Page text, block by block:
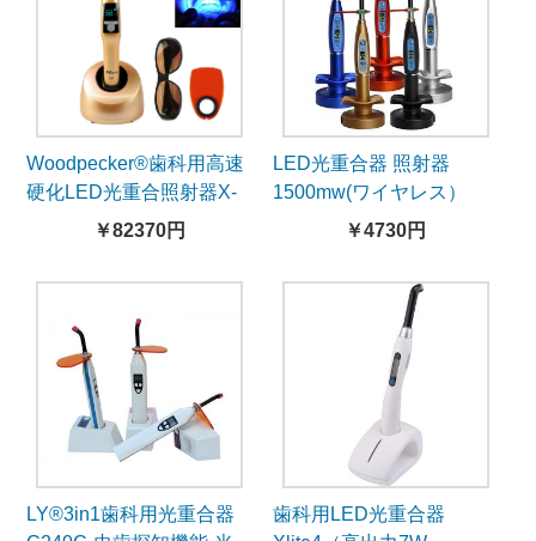
Woodpecker®歯科用高速
硬化LED光重合照射器X-
￥82370円
LED光重合器 照射器
1500mw(ワイヤレス）
￥4730円
LY®3in1歯科用光重合器
歯科用LED光重合器